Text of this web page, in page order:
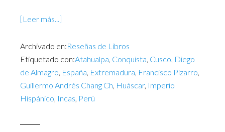
[Leer más...]
Archivado en:Reseñas de Libros
Etiquetado con:Atahualpa, Conquista, Cusco, Diego
de Almagro, España, Extremadura, Francisco Pizarro,
Guillermo Andrés Chang Ch, Huáscar, Imperio
Hispánico, Incas, Perú